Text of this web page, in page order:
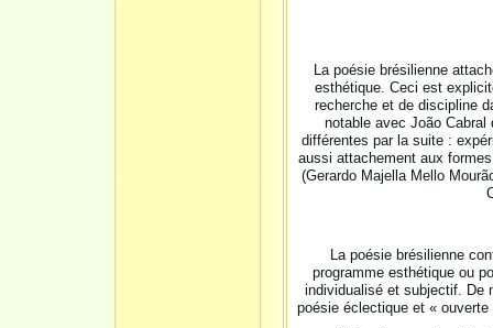
La poésie brésilienne
esthétique. Ceci est
recherche et de discipline
notable avec João
différentes par la suite :
aussi attachement aux
(Gerardo Majella Mello
La poésie brésilienne
programme esthétique ou
individualisé et subjectif. De
poésie éclectique et «